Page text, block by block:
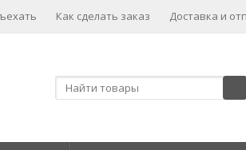
Как сделать заказ Доставка и